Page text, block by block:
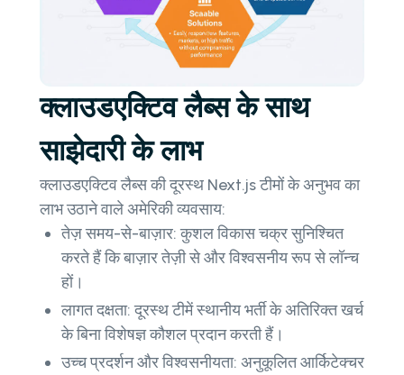
क्लाउडएक्टिव लैब्स के साथ
साझेदारी के लाभ
क्लाउडएक्टिव लैब्स की दूरस्थ Next.js टीमों के अनुभव का
लाभ उठाने वाले अमेरिकी व्यवसाय:
तेज़ समय-से-बाज़ार: कुशल विकास चक्र सुनिश्चित
करते हैं कि बाज़ार तेज़ी से और विश्वसनीय रूप से लॉन्च
हों।
लागत दक्षता: दूरस्थ टीमें स्थानीय भर्ती के अतिरिक्त खर्च
के बिना विशेषज्ञ कौशल प्रदान करती हैं।
उच्च प्रदर्शन और विश्वसनीयता: अनुकूलित आर्किटेक्चर